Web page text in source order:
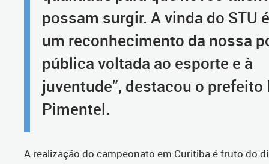
possam surgir. A vinda do STU
um reconhecimento da nossa
pública voltada ao esporte e à
juventude”, destacou o prefeito
Pimentel.
A realização do campeonato em Curitiba é fruto do